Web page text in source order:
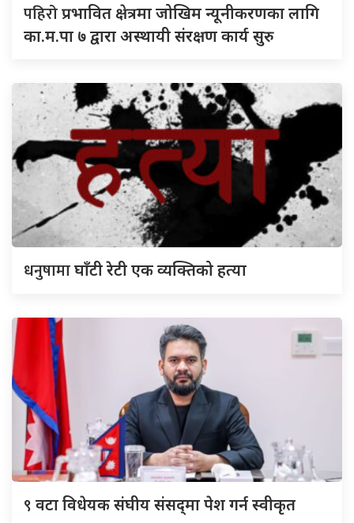
पहिरोप्रभावित क्षेत्रमा जोखिम न्यूनीकरणका लागि
का.म.पा ७ द्वारा अस्थायी संरक्षण कार्य सुरु
धनुषामाघाँटी रेटी एक व्यक्तिको हत्या
९ वटा विधेयक संघीय संसद्‌मा पेश गर्न स्वीकृत